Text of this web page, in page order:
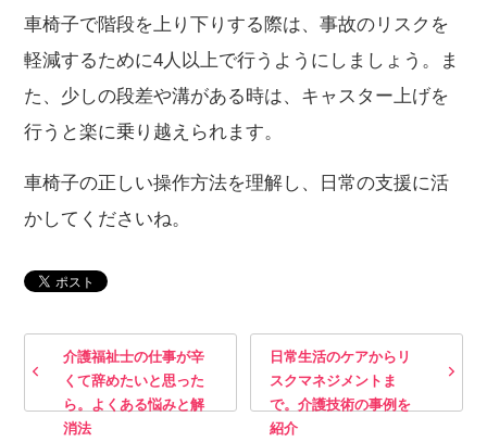
車椅子で階段を上り下りする際は、事故のリスクを
軽減するために4人以上で行うようにしましょう。ま
た、少しの段差や溝がある時は、キャスター上げを
行うと楽に乗り越えられます。
車椅子の正しい操作方法を理解し、日常の支援に活
かしてくださいね。
介護福祉士の仕事が辛
くて辞めたいと思った
ら。よくある悩みと解
消法
日常生活のケアからリ
スクマネジメントま
で。介護技術の事例を
紹介